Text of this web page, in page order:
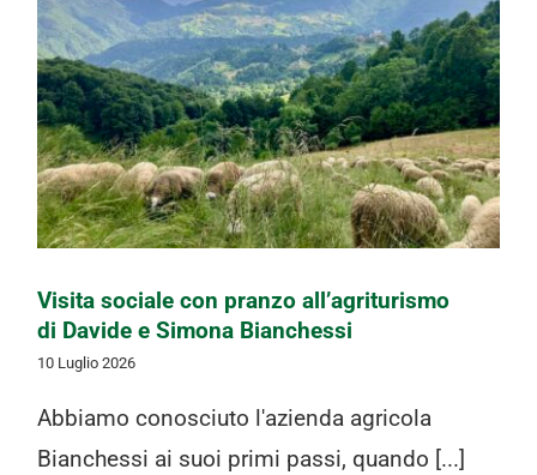
Visita sociale con pranzo
all’agriturismo di Davide e Simona
Bianchessi
Visita sociale con pranzo all’agriturismo
di Davide e Simona Bianchessi
10 Luglio 2026
Abbiamo conosciuto l'azienda agricola
Bianchessi ai suoi primi passi, quando [...]